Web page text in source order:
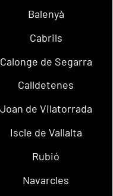
Balenyà
Cabrils
Calonge de Segarra
Calldetenes
Joan de Vilatorrada
Iscle de Vallalta
Rubió
Navarcles